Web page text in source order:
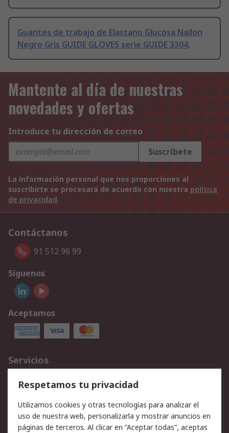
Guantes de trabajo de Elastano Glucosa Nailon
Negro Gris GUIDE GLOVES serie GUIDE 3304,
Mantente al día de nuestras
novedades y ofertas
Introduce tu dirección de correo
Suscríbete
La información personal que nos proporciones al
suscribirte se procesará de acuerdo con nuestra política
de privacidad.
Contáctanos
91 512 96 99
Síguenos
Aceptamos
Servicios
Cómo realizar pedidos
Devoluciones
Facturación y pago
Ofertas
Soporte técnico
Respetamos tu privacidad
Utilizamos cookies y otras tecnologías para analizar el
uso de nuestra web, personalizarla y mostrar anuncios en
páginas de terceros. Al clicar en “Aceptar todas”, aceptas